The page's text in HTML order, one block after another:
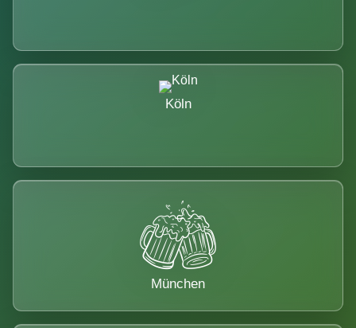
Köln
München